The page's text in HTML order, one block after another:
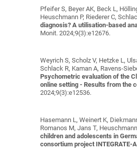
Pfeifer S, Beyer AK, Beck L,
Heuschmann P, Riederer C,
diagnosis? A utilisation-based
Monit. 2024;9(3):e12676.
Weyrich S, Scholz V, Hetzke L,
Schlack R, Kaman A, Ravens-
Psychometric evaluation of the
online setting - Results from the
2024;9(3):e12536.
Hasemann L, Weinert K,
Romanos M, Jans T,
children and adolescents in
consortium project INTEGRATE-